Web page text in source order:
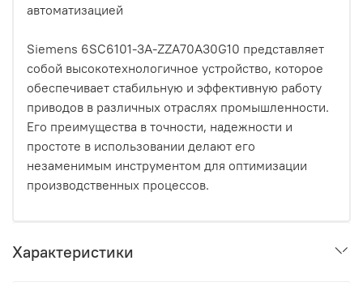
автоматизацией
Siemens 6SC6101-3A-ZZA70A30G10 представляет
собой высокотехнологичное устройство, которое
обеспечивает стабильную и эффективную работу
приводов в различных отраслях промышленности.
Его преимущества в точности, надежности и
простоте в использовании делают его
незаменимым инструментом для оптимизации
производственных процессов.
Характеристики